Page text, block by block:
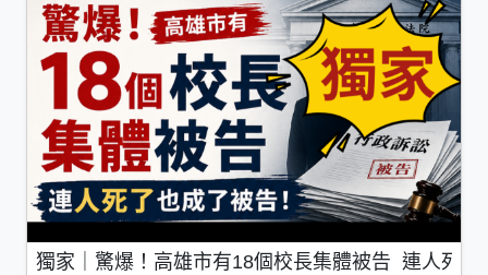
獨家｜驚爆！高雄市有18個校長集體被告 連人死了